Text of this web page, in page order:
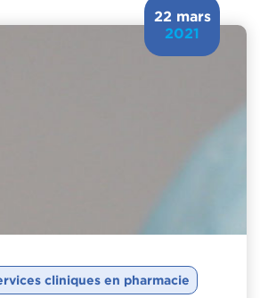
22 mars
2021
cliniques en pharmacie